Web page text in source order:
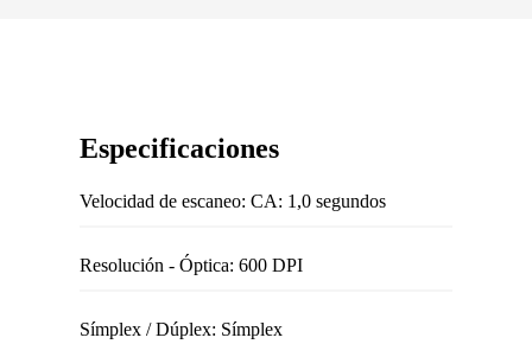
Especificaciones
Velocidad de escaneo: CA: 1,0 segundos
Resolución - Óptica: 600 DPI
Símplex / Dúplex: Símplex